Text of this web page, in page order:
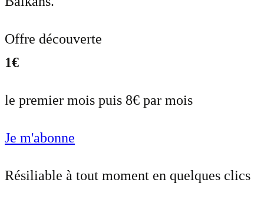
Offre découverte
1€
le premier mois puis 8€ par mois
Je m'abonne
Résiliable à tout moment en quelques clics